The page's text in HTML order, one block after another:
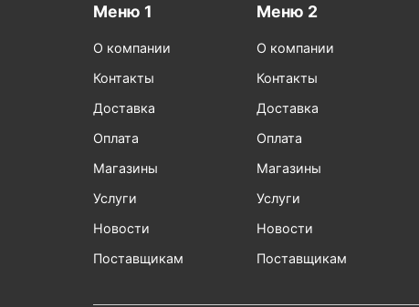
Меню 1
О компании
Контакты
Доставка
Оплата
Магазины
Услуги
Новости
Поставщикам
Меню 2
О компании
Контакты
Доставка
Оплата
Магазины
Услуги
Новости
Поставщикам